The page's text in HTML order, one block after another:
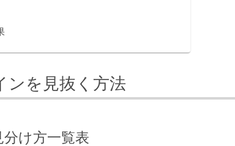
ンを見抜く方法
け方一覧表